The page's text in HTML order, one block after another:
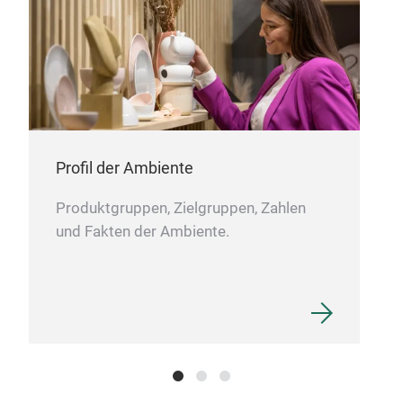
Profil der Ambiente
Produktgruppen, Zielgruppen, Zahlen
und Fakten der Ambiente.